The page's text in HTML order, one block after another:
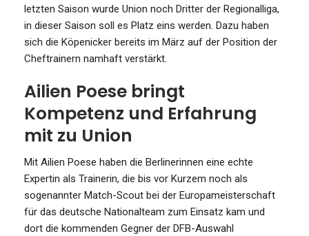
letzten Saison wurde Union noch Dritter der Regionalliga,
in dieser Saison soll es Platz eins werden. Dazu haben
sich die Köpenicker bereits im März auf der Position der
Cheftrainern namhaft verstärkt.
Ailien Poese bringt
Kompetenz und Erfahrung
mit zu Union
Mit Ailien Poese haben die Berlinerinnen eine echte
Expertin als Trainerin, die bis vor Kurzem noch als
sogenannter Match-Scout bei der Europameisterschaft
für das deutsche Nationalteam zum Einsatz kam und
dort die kommenden Gegner der DFB-Auswahl